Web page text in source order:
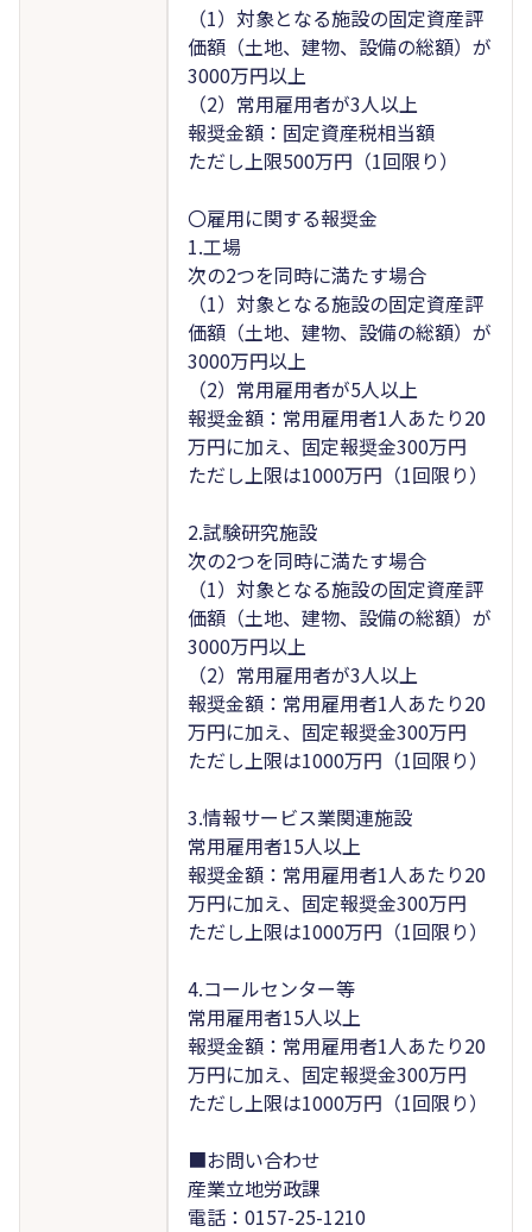
（1）対象となる施設の固定資産評
価額（土地、建物、設備の総額）が
3000万円以上
（2）常用雇用者が3人以上
報奨金額：固定資産税相当額
ただし上限500万円（1回限り）
〇雇用に関する報奨金
1.工場
次の2つを同時に満たす場合
（1）対象となる施設の固定資産評
価額（土地、建物、設備の総額）が
3000万円以上
（2）常用雇用者が5人以上
報奨金額：常用雇用者1人あたり20
万円に加え、固定報奨金300万円
ただし上限は1000万円（1回限り）
2.試験研究施設
次の2つを同時に満たす場合
（1）対象となる施設の固定資産評
価額（土地、建物、設備の総額）が
3000万円以上
（2）常用雇用者が3人以上
報奨金額：常用雇用者1人あたり20
万円に加え、固定報奨金300万円
ただし上限は1000万円（1回限り）
3.情報サービス業関連施設
常用雇用者15人以上
報奨金額：常用雇用者1人あたり20
万円に加え、固定報奨金300万円
ただし上限は1000万円（1回限り）
4.コールセンター等
常用雇用者15人以上
報奨金額：常用雇用者1人あたり20
万円に加え、固定報奨金300万円
ただし上限は1000万円（1回限り）
■お問い合わせ
産業立地労政課
電話：0157-25-1210